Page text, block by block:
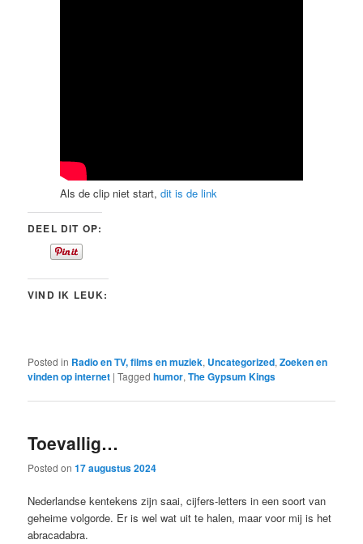
Als de clip niet start,dit is de link
DEEL DIT OP:
VIND IK LEUK:
Posted in Radio en TV, films en muziek, Uncategorized,Zoeken en
vinden op internet |Tagged humor,The Gypsum Kings
Toevallig…
Posted on17 augustus 2024
Nederlandse kentekens zijn saai, cijfers-letters in een soort van
geheime volgorde. Er is wel wat uit te halen, maar voor mij is het
abracadabra.